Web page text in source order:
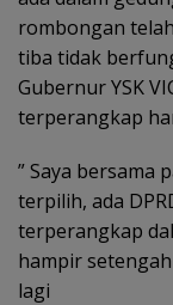
rombongan
tiba tidak
Gubernur YSK
terperangkap
” Saya bersama
terpilih, ada
terperangkap
hampir
lagi